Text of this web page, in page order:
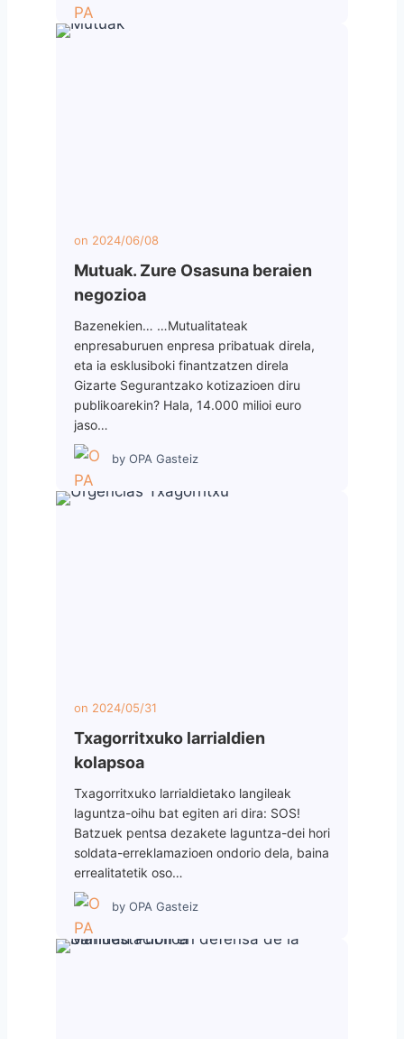
on 2024/06/08
Mutuak. Zure Osasuna beraien
negozioa
Bazenekien… …Mutualitateak
enpresaburuen enpresa pribatuak direla,
eta ia esklusiboki finantzatzen direla
Gizarte Segurantzako kotizazioen diru
publikoarekin? Hala, 14.000 milioi euro
jaso…
by OPA Gasteiz
on 2024/05/31
Txagorritxuko larrialdien
kolapsoa
Txagorritxuko larrialdietako langileak
laguntza-oihu bat egiten ari dira: SOS!
Batzuek pentsa dezakete laguntza-dei hori
soldata-erreklamazioen ondorio dela, baina
errealitatetik oso…
by OPA Gasteiz